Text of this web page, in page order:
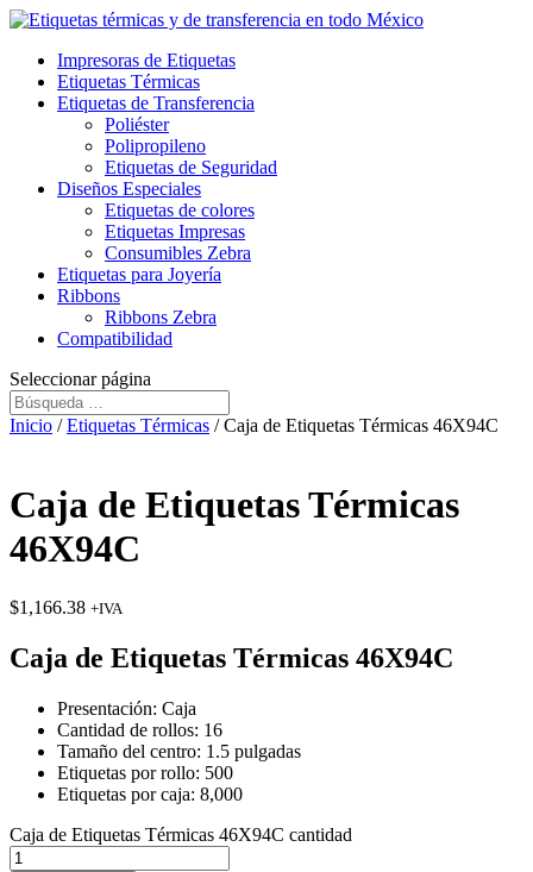
Impresoras de Etiquetas
Etiquetas Térmicas
Etiquetas de Transferencia
Poliéster
Polipropileno
Etiquetas de Seguridad
Diseños Especiales
Etiquetas de colores
Etiquetas Impresas
Consumibles Zebra
Etiquetas para Joyería
Ribbons
Ribbons Zebra
Compatibilidad
Seleccionar página
Inicio /Etiquetas Térmicas / Caja de Etiquetas Térmicas 46X94C
Caja de Etiquetas Térmicas
46X94C
$1,166.38 +IVA
Caja de Etiquetas Térmicas 46X94C
Presentación: Caja
Cantidad de rollos: 16
Tamaño del centro: 1.5 pulgadas
Etiquetas por rollo: 500
Etiquetas por caja: 8,000
Caja de Etiquetas Térmicas 46X94C cantidad